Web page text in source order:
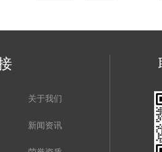
关于我们
新闻资讯